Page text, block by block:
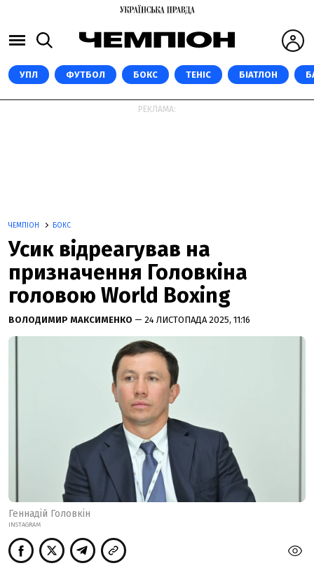
УПЛ ФУТБОЛ БОКС ТЕНІС БІАТЛОН
РЕКЛАМА:
ЧЕМПІОН БОКС
Усик відреагував на
призначення Головкіна
головою World Boxing
ВОЛОДИМИР МАКСИМЕНКО — 24 ЛИСТОПАДА 2025, 11:16
Геннадій Головкін
INSTAGRAM